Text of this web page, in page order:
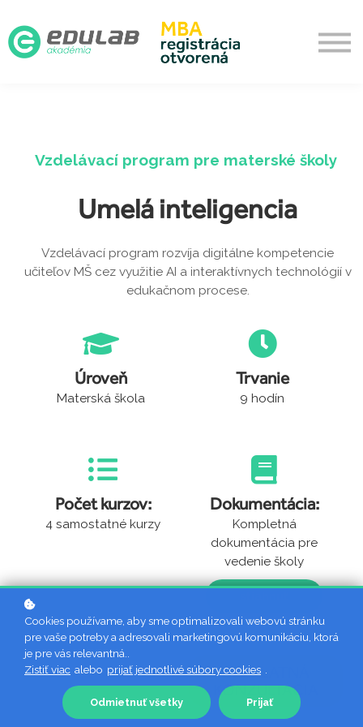
BEZPLATNÁ
KONZULTÁCIA
Aktualizačné
O akadémii
Vzdelávací program pre materské školy
Umelá inteligencia
Vzdelávací program rozvíja digitálne kompetencie
učiteľov MŠ cez využitie AI a interaktívnych technológií v
edukačnom procese.
Úroveň
Materská škola
Trvanie
9 hodín
Počet kurzov:
4 samostatné kurzy
Dokumentácia:
Kompletná
dokumentácia pre
vedenie školy
Cookies používame, aby sme optimalizovali webovú stránku
pre vaše potreby a adresovali marketingovú komunikáciu, ktorá
je pre vás relevantná..
Zistiť viac alebo prijať jednotlivé súbory cookies
Odmietnuť všetky Prijať